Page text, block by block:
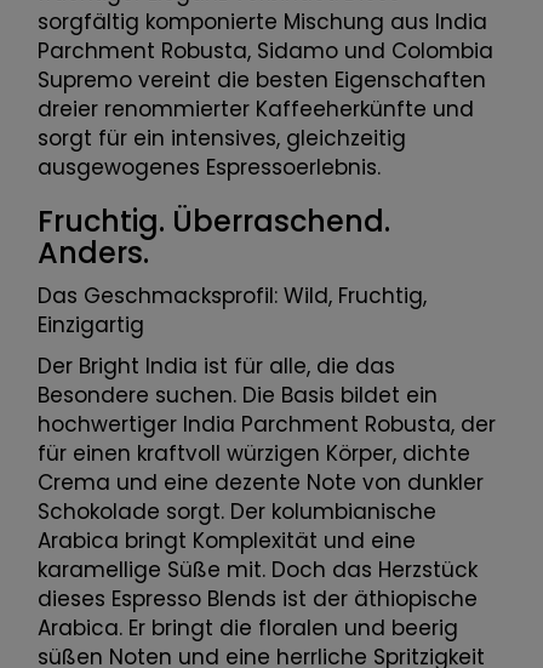
sorgfältig komponierte Mischung aus India
Parchment Robusta, Sidamo und Colombia
Supremo vereint die besten Eigenschaften
dreier renommierter Kaffeeherkünfte und
sorgt für ein intensives, gleichzeitig
ausgewogenes Espressoerlebnis.
Fruchtig. Überraschend.
Anders.
Das Geschmacksprofil: Wild, Fruchtig,
Einzigartig
Der Bright India ist für alle, die das
Besondere suchen. Die Basis bildet ein
hochwertiger India Parchment Robusta, der
für einen kraftvoll würzigen Körper, dichte
Crema und eine dezente Note von dunkler
Schokolade sorgt. Der kolumbianische
Arabica bringt Komplexität und eine
karamellige Süße mit. Doch das Herzstück
dieses Espresso Blends ist der äthiopische
Arabica. Er bringt die floralen und beerig
süßen Noten und eine herrliche Spritzigkeit